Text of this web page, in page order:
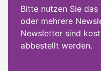
Bitte nutzen Sie das
oder mehrere
Newsletter sind
abbestellt werden.